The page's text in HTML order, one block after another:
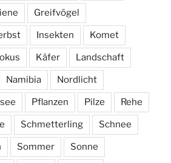
Greifvögel
Insekten Komet
Käfer Landschaft
Namibia Nordlicht
Pflanzen Pilze Rehe
Schmetterling Schnee
Sommer Sonne